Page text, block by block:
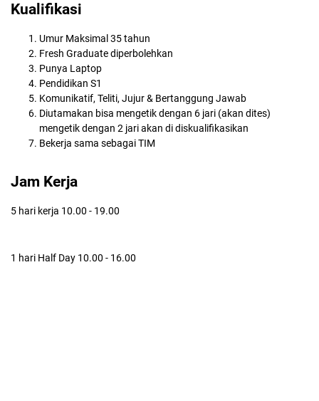
Kualifikasi
Umur Maksimal 35 tahun
Fresh Graduate diperbolehkan
Punya Laptop
Pendidikan S1
Komunikatif, Teliti, Jujur & Bertanggung Jawab
Diutamakan bisa mengetik dengan 6 jari (akan dites)
mengetik dengan 2 jari akan di diskualifikasikan
Bekerja sama sebagai TIM
Jam Kerja
5 hari kerja 10.00 - 19.00
1 hari Half Day 10.00 - 16.00